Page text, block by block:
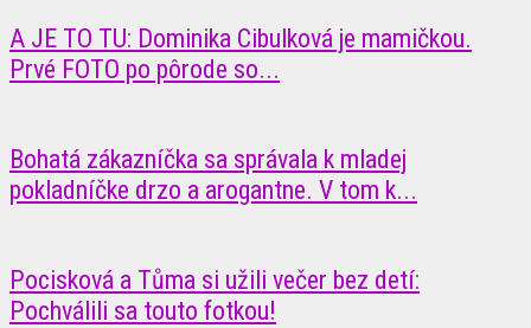
A JE TO TU: Dominika Cibulková je mamičkou.
Prvé FOTO po pôrode so...
Bohatá zákazníčka sa správala k mladej
pokladníčke drzo a arogantne. V tom k...
Pocisková a Tůma si užili večer bez detí:
Pochválili sa touto fotkou!